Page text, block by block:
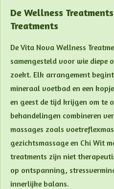
De Wellness
Treatments
De Vita Nova Wellness
samengesteld voor wie diepe
zoekt. Elk arrangement
mineraal voetbad en een
en geest de tijd krijgen om te
behandelingen combineren
massages zoals
gezichtsmassage en Chi Wit
treatments zijn niet
op ontspanning,
innerlijke balans.